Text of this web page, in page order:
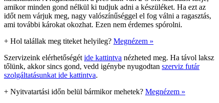
amikor minden gond nélkül ki tudjuk adni a készüléket. Ha ezt az
időt nem várjuk meg, nagy valószínűséggel el fog válni a ragasztás,
ami további károkat okozhat. Ezen nem érdemes spórolni.
+ Hol talállak meg titeket helyileg? Megnézem »
Szervizeink elérhetőségét ide kattintva nézheted meg. Ha távol laksz
tőlünk, akkor sincs gond, vedd igénybe nyugodtan szerviz futár
szolgáltatásunkat ide kattintva.
+ Nyitvatartási időn belül bármikor mehetek? Megnézem »